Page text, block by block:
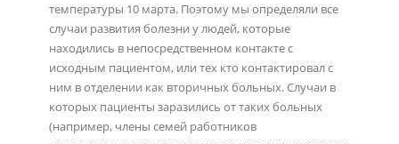
температуры 10 марта. Поэтому мы определяли все
случаи развития болезни у людей, которые
находились в непосредственном контакте с
исходным пациентом, или тех кто контактировал с
ним в отделении как вторичных больных. Случаи в
которых пациенты заразились от таких больных
(например, члены семей работников